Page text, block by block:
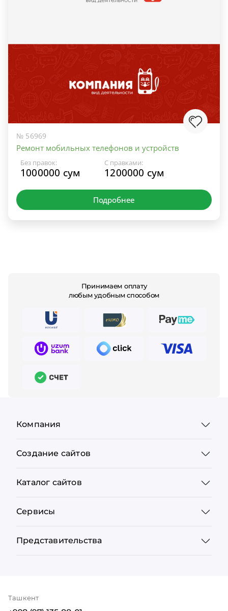
№ 56969
Ремонт мобильных телефонов и устройств
Без правок:
1000000 сум
С правками:
1200000 сум
Подробнее
Принимаем оплату
любым удобным способом
Компания
Создание сайтов
Каталог сайтов
Сервисы
Представительства
Ташкент